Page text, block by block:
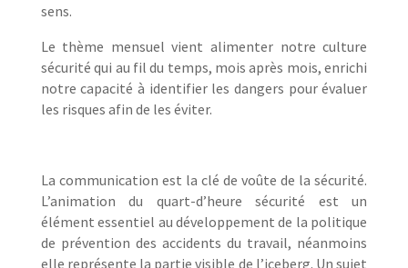
sens.
Le thème mensuel vient alimenter notre culture
sécurité qui au fil du temps, mois après mois, enrichi
notre capacité à identifier les dangers pour évaluer
les risques afin de les éviter.
La communication est la clé de voûte de la sécurité.
L’animation du quart-d’heure sécurité est un
élément essentiel au développement de la politique
de prévention des accidents du travail, néanmoins
elle représente la partie visible de l’iceberg. Un sujet